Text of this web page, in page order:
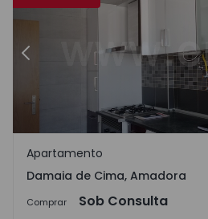
Anterior
Damaia de Cima, Amadora
Apartamento
Damaia de Cima, Amadora
Comprar Sob Consulta